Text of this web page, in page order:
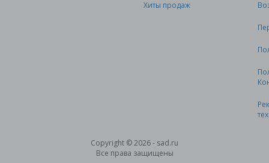
Хиты продаж
Copyright © 2026 - sad.ru
Все права защищены